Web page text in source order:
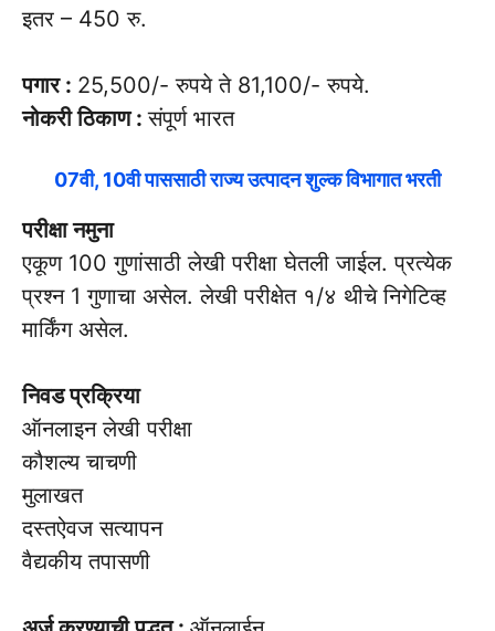
इतर – 450 रु.
पगार : 25,500/- रुपये ते 81,100/- रुपये.
नोकरी ठिकाण :संपूर्ण भारत
07वी, 10वी पाससाठी राज्य उत्पादन शुल्क विभागात भरती
परीक्षा नमुना
एकूण 100 गुणांसाठी लेखी परीक्षा घेतली जाईल. प्रत्येक
प्रश्न 1 गुणाचा असेल. लेखी परीक्षेत १/४ थीचे निगेटिव्ह
मार्किंग असेल.
निवड प्रक्रिया
ऑनलाइन लेखी परीक्षा
कौशल्य चाचणी
मुलाखत
दस्तऐवज सत्यापन
वैद्यकीय तपासणी